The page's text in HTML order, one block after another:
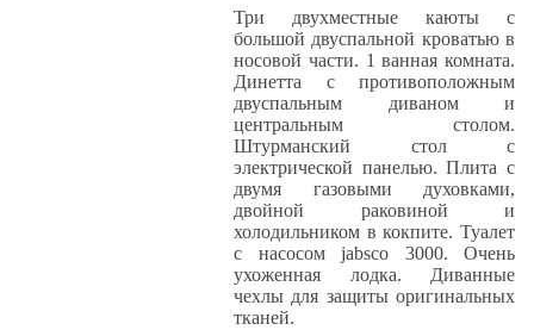
Три двухместные каюты с
большой двуспальной кроватью в
носовой части. 1 ванная комната.
Динетта с противоположным
двуспальным диваном и
центральным столом.
Штурманский стол с
электрической панелью. Плита с
двумя газовыми духовками,
двойной раковиной и
холодильником в кокпите. Туалет
с насосом jabsco 3000. Очень
ухоженная лодка. Диванные
чехлы для защиты оригинальных
тканей.